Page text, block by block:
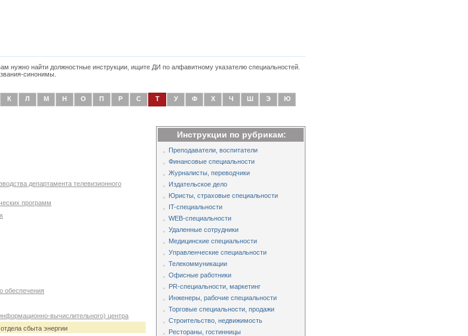
нужно найти должностные инструкции, ищите ДИ по алфавитному указателю специальностей.
синонимы.
К Л М Н О П Р С Т У Ф Х Ч Ш Э Ю
департамента телевизионного
программ
обеспечения
вычислительного) центра
сбыта энергии
Инструкции по рубрикам:
Преподаватели, воспитатели
Финансовые специальности
Журналисты, переводчики
Издательское дело
Юристы, страховые специальности
IT-специальности
WEB-специальности
Удаленные сотрудники
Медицинские специальности
Управленческие специальности
Телекоммуникации
Офисные работники
PR-специальности, маркетинг
Инженеры, рабочие специальности
Торговые специальности, продажи
Строительство, недвижимость
Рестораны, гостинницы